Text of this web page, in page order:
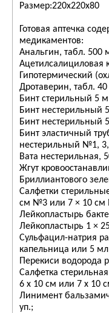
Размер:220х220х80
Готовая аптечка
медикаментов:
Анальгин, табл. 500
Ацетилсалициловая
Гипотермический
Дротаверин, табл.
Бинт стерильный 5
Бинт нестерильный
Бинт нестерильный
Бинт эластичный
нестерильный №1,
Вата нестерильная,
Жгут
Бриллиантового
Салфетки
см №3 или 7 × 10 см
Лейкопластырь
Лейкопластырь 1 ×
Сульфацил-натрия
капельница или 5
Перекиси водорода
Салфетка
6 x 10 см или 7 x 10
Линимент
уп.;